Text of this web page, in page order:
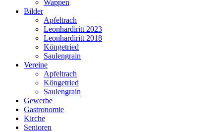
Wappen
Bilder
Apfeltrach
Leonhardiritt 2023
Leonhardiritt 2018
Köngetried
Saulengrain
Vereine
Apfeltrach
Köngetried
Saulengrain
Gewerbe
Gastronomie
Kirche
Senioren